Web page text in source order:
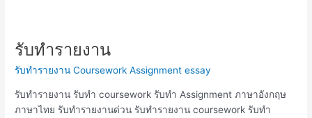
รับทำรายงาน
รับทำรายงาน Coursework Assignment essay
รับทำรายงาน รับทำ coursework รับทำ Assignment ภาษาอังกฤษ
ภาษาไทย รับทำรายงานด่วน รับทำรายงาน coursework รับทำ
รับ
รายงาน